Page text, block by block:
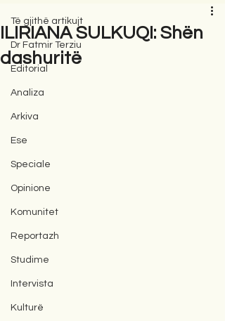
Të gjithë artikujt
Dr Fatmir Terziu
Editorial
Analiza
Arkiva
Ese
Speciale
Opinione
Komunitet
Reportazh
Studime
Intervista
Kulturë
ILIRIANA SULKUQI: Shën
dashuritë